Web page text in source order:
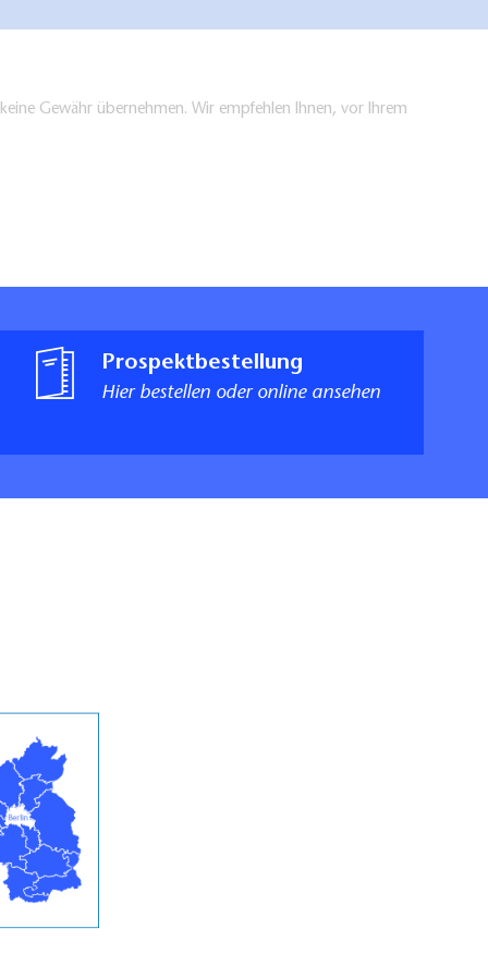
Gewähr übernehmen. Wir empfehlen Ihnen, vor Ihrem
Prospektbestellung
Hier bestellen oder online ansehen